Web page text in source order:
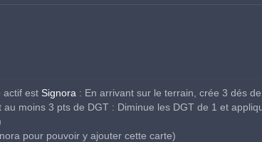
actif est Signora : En arrivant sur le terrain, crée 3 dés
moins 3 pts de DGT : Diminue les DGT de 1 et
pour pouvoir y ajouter cette carte)